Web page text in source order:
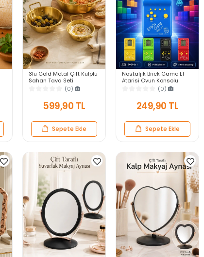
3lü Gold Metal Çift Kulplu
Sahan Tava Seti
Kahvaltılık Meze
Menemen Mutfak Sofra
Sunum Kabı Seti
(0)
599,90 TL
Sepete Ekle
Nostaljik Brick Game El
Atarisi Oyun Konsolu
9999 in 1 Pilli Atari
Eğlenceli Çocuk Oyuncağı
(0)
249,90 TL
Sepete Ekle